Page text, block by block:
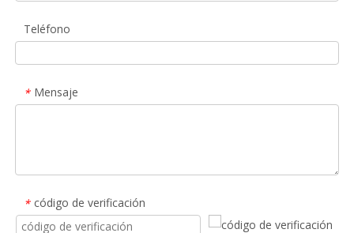
Teléfono
* Mensaje
* código de verificación